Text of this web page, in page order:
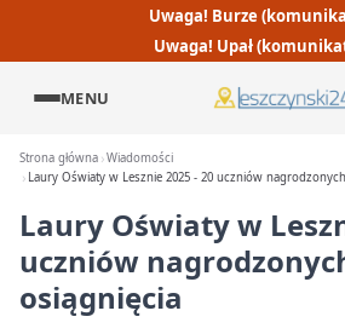
Uwaga! Burze
Uwaga! Upał
MENU
Strona główna Wiadomości
Laury Oświaty w Lesznie 2025 - 20 uczniów
Laury Oświaty w
uczniów
osiągnięcia